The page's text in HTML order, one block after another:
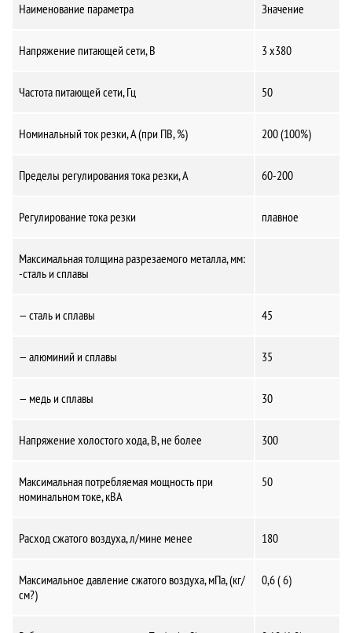
Наименование параметра Значение
Напряжение питающей сети, В 3 х380
Частота питающей сети, Гц 50
Номинальный ток резки, А (при ПВ, %) 200 (100%)
Пределы регулирования тока резки, А 60-200
Регулирование тока резки плавное
Максимальная толщина разрезаемого металла, мм:
-сталь и сплавы
— сталь и сплавы 45
— алюминий и сплавы 35
— медь и сплавы 30
Напряжение холостого хода, В, не более 300
Максимальная потребляемая мощность при
номинальном токе, кВА
50
Расход сжатого воздуха, л/мине менее 180
Максимальное давление сжатого воздуха, мПа, (кг/
см?)
0,6 ( 6)